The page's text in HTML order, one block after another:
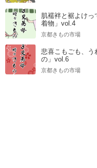
肌襦袢と裾よけっ
着物」vol.4
京都きもの市場
悲喜こもごも、う
の」vol.6
京都きもの市場